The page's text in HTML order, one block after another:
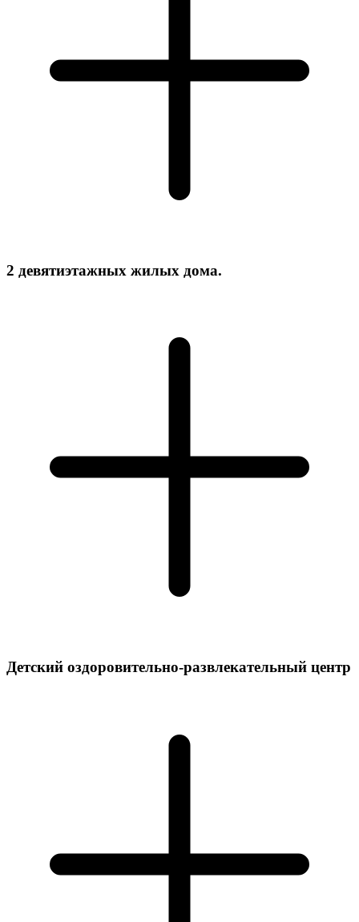
2 девятиэтажных жилых дома.
Детский оздоровительно-развлекательный центр